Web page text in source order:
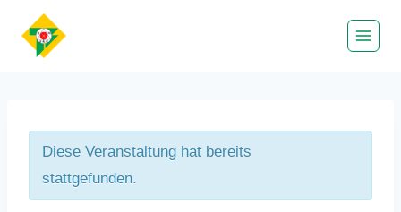
Inhalt
Diese Veranstaltung hat bereits
stattgefunden.